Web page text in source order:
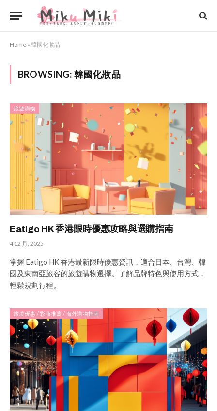
Home » 韓國化妝品
BROWSING: 韓國化妝品
旅遊購物
Eatigo HK 香港限時優惠攻略與選購指南
4 12 月, 2025
掌握 Eatigo HK 香港最新限時優惠資訊，適合日本、台灣、韓
國及東南亞旅客的旅遊購物選擇。了解品牌特色與使用方式，
輕鬆規劃行程。
旅遊優惠 / 彩妝推薦 / 海外購物指南